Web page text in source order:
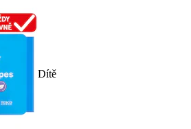
Dítě